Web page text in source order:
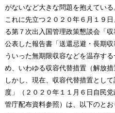
がないなど大きな問題を抱えている
これに先立つ２０２０年６月１９
る第７次出入国管理政策懇談会「
公表した報告書「送還忌避・長期
ういった無期限収容などを温存す
め、いわゆる収容代替措置（解放措
しかし、現在、収容代替措置とし
度」（２０２０年１１月６日自民
管庁配布資料参照）は、以下のと